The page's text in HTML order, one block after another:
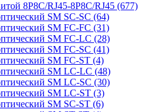
8P8C/RJ45-8P8C/RJ45 (677)
SM SC-SC (64)
SM FC-FC (31)
SM FC-LC (28)
SM FC-SC (41)
SM FC-ST (4)
SM LC-LC (48)
SM LC-SC (30)
SM LC-ST (3)
SM SC-ST (6)